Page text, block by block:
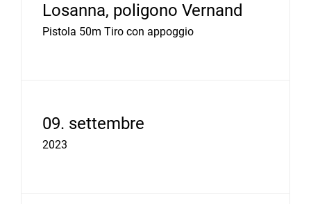
Losanna, poligono Vernand
Pistola 50m Tiro con appoggio
09. settembre
2023